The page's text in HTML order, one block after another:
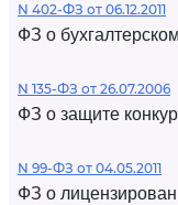
N 402-ФЗ от 06.12.2011
ФЗ о
N 135-ФЗ от 26.07.2006
ФЗ о защите
N 99-ФЗ от 04.05.2011
ФЗ о